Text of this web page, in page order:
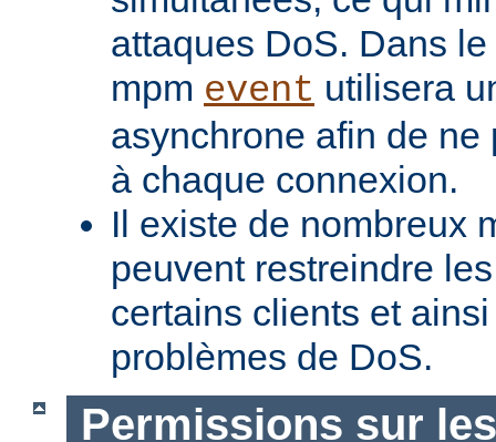
attaques DoS. Dans
mpm event utilisera
asynchrone afin de
à chaque connexion.
Il existe de nombreux
peuvent restreindre
certains clients et
problèmes de DoS.
Permissions sur